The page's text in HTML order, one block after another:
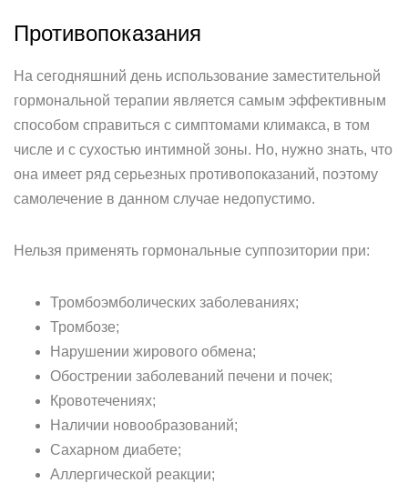
Противопоказания
На сегодняшний день использование заместительной
гормональной терапии является самым эффективным
способом справиться с симптомами климакса, в том
числе и с сухостью интимной зоны. Но, нужно знать, что
она имеет ряд серьезных противопоказаний, поэтому
самолечение в данном случае недопустимо.
Нельзя применять гормональные суппозитории при:
Тромбоэмболических заболеваниях;
Тромбозе;
Нарушении жирового обмена;
Обострении заболеваний печени и почек;
Кровотечениях;
Наличии новообразований;
Сахарном диабете;
Аллергической реакции;